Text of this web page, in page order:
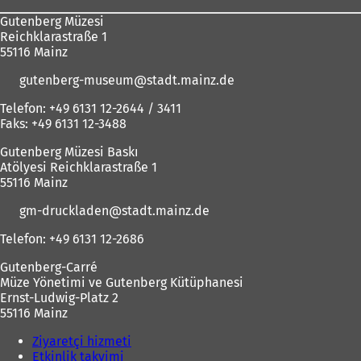
e
m
k
s
e
k
d
e
a
ç
ı
l
ı
)
Gutenberg Müzesi
Reichklarastraße 1
55116 Mainz
gutenberg-museum
stadt.mainz de
Telefon: +49 6131 12-2644 / 3411
Faks: +49 6131 12-3488
Gutenberg Müzesi Baskı
Atölyesi Reichklarastraße 1
55116 Mainz
gm-druckladen
stadt.mainz de
Telefon: +49 6131 12-2686
Gutenberg-Carré
Müze Yönetimi ve Gutenberg Kütüphanesi
Ernst-Ludwig-Platz 2
55116 Mainz
Ziyaretçi hizmeti
Etkinlik takvimi